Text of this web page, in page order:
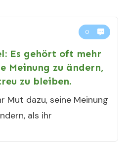
0
Es gehört oft mehr
Meinung zu ändern,
zu bleiben.
Mut dazu, seine Meinung
als ihr